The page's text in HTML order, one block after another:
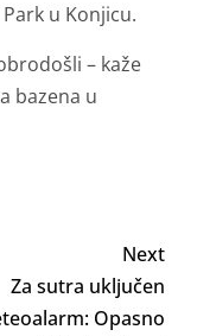
u Konjicu.
– kaže
bazena u
Next
Za sutra uključen
Opasno